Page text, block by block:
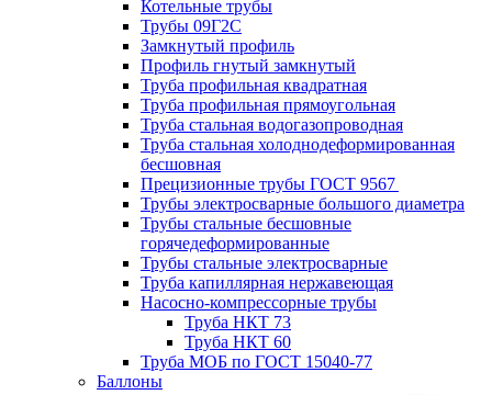
Котельные трубы
Трубы 09Г2С
Замкнутый профиль
Профиль гнутый замкнутый
Труба профильная квадратная
Труба профильная прямоугольная
Труба стальная водогазопроводная
Труба стальная холоднодеформированная
бесшовная
Прецизионные трубы ГОСТ 9567
Трубы электросварные большого диаметра
Трубы стальные бесшовные
горячедеформированные
Трубы стальные электросварные
Труба капиллярная нержавеющая
Насосно-компрессорные трубы
Труба НКТ 73
Труба НКТ 60
Труба МОБ по ГОСТ 15040-77
Баллоны